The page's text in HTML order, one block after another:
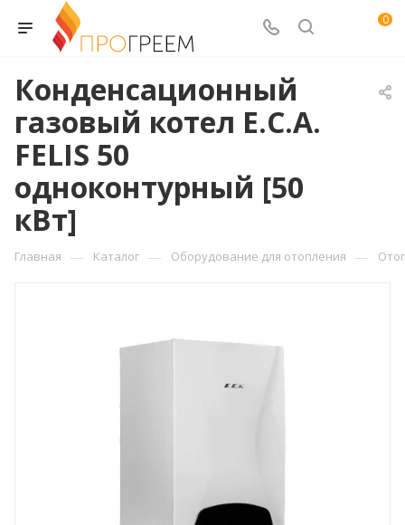
0
Конденсационный
газовый котел E.C.A.
FELIS 50
одноконтурный [50
кВт]
Главная — Каталог — Оборудование для отопления —